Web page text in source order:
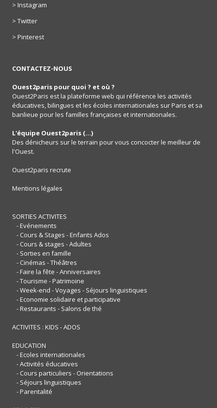
> Instagram
> Twitter
> Pinterest
CONTACTEZ-NOUS
Ouest2paris pour quoi ? et où ?
Ouest2Paris est la plateforme web qui référence les activités
éducatives, bilingues et les écoles internationales sur Paris et sa
banlieue pour les familles françaises et internationales.
L'équipe Ouest2paris (...)
Des dénicheurs sur le terrain pour vous concocter le meilleur de
l'Ouest.
Ouest2paris recrute
Mentions légales
SORTIES ACTIVITES
- Evénements
- Cours & Stages - Enfants Ados
- Cours & stages - Adultes
- Sorties en famille
- Cinémas - Théâtres
- Faire la fête - Anniversaires
- Tourisme - Patrimoine
- Week-end - Voyages - Séjours linguistiques
- Economie solidaire et participative
- Restaurants - Salons de thé
ACTIVITES : KIDS - ADOS
EDUCATION
- Ecoles internationales
- Activités éducatives
- Cours particuliers - Orientations
- Séjours linguistiques
- Parentalité